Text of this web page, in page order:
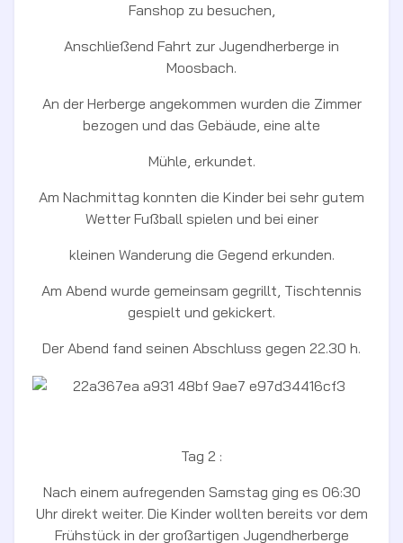
Fanshop zu besuchen,
Anschließend Fahrt zur Jugendherberge in
Moosbach.
An der Herberge angekommen wurden die Zimmer
bezogen und das Gebäude, eine alte
Mühle, erkundet.
Am Nachmittag konnten die Kinder bei sehr gutem
Wetter Fußball spielen und bei einer
kleinen Wanderung die Gegend erkunden.
Am Abend wurde gemeinsam gegrillt, Tischtennis
gespielt und gekickert.
Der Abend fand seinen Abschluss gegen 22.30 h.
Tag 2 :
Nach einem aufregenden Samstag ging es 06:30
Uhr direkt weiter. Die Kinder wollten bereits vor dem
Frühstück in der großartigen Jugendherberge